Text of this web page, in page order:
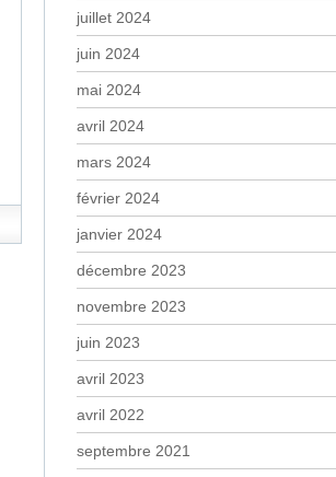
juillet 2024
juin 2024
mai 2024
avril 2024
mars 2024
février 2024
janvier 2024
décembre 2023
novembre 2023
juin 2023
avril 2023
avril 2022
septembre 2021